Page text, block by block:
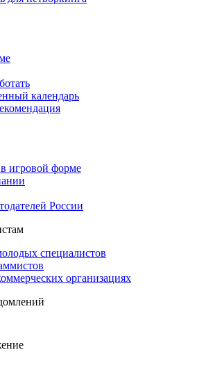
календарь
игровой форме
России
специалистов
организациях